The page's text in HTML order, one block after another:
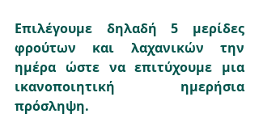
Επιλέγουμε δηλαδή 5 μερίδες
φρούτων και λαχανικών την
ημέρα ώστε να επιτύχουμε μια
ικανοποιητική ημερήσια
πρόσληψη.